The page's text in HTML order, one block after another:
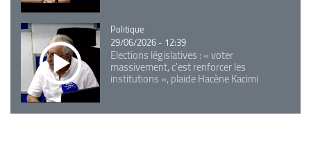
Catégorie
Politique
29/06/2026 - 12:39
Elections législatives : « voter
massivement, c'est renforcer les
institutions », plaide Hacène Kacimi